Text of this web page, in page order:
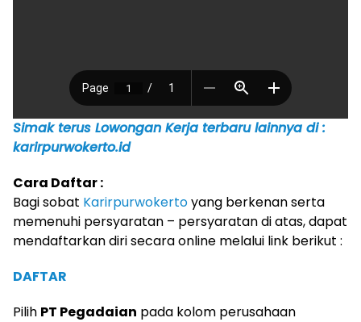
Simak terus Lowongan Kerja terbaru lainnya di :
karirpurwokerto.id
Cara Daftar :
Bagi sobat Karirpurwokertoyang berkenan serta
memenuhi persyaratan – persyaratan di atas, dapat
mendaftarkan diri secara online melalui link berikut :
DAFTAR
Pilih PT Pegadaian pada kolom perusahaan